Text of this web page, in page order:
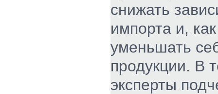
снижать
импорта и,
уменьшать
продукции. В
эксперты